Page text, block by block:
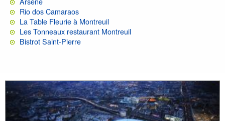
Rio dos Camaraos
La Table Fleurie à Montreuil
Les Tonneaux restaurant Montreuil
Bistrot Saint-Pierre